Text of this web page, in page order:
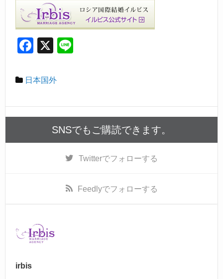
F
c
b
o
X
日本国外
SNSでもご購読できます。
Twitterでフォローする
Feedlyでフォローする
irbis